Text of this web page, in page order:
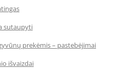
sutaupyti
prekėmis – pastebėjimai
išvaizdai